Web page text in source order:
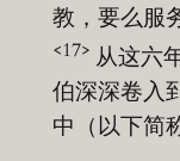
教，要么服
<17> 从这六
伯深深卷入
中（以下简